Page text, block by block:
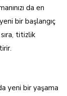
da en
bir başlangıç
titizlik
yeni bir yaşama